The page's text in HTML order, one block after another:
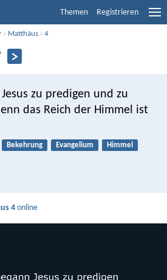
Themen Registrieren
› Matthäus ›4
zu predigen und zu
das Reich der Himmel ist
Bekehrung Evangelium
Himmel
4 online